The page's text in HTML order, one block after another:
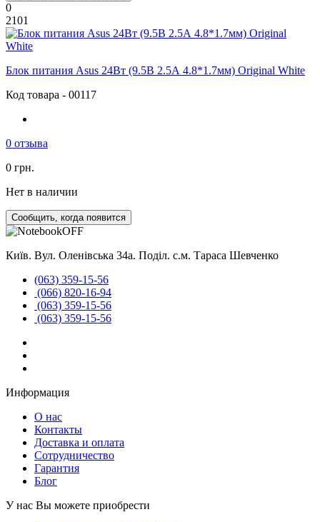
0
2101
Блок питания Asus 24Вт (9.5В 2.5А 4.8*1.7мм) Original White
Код товара - 00117
0 отзыва
0 грн.
Нет в наличии
Сообщить, когда появится
Київ. Вул. Оленівська 34а. Поділ. с.м. Тараса Шевченко
(063) 359-15-56
(066) 820-16-94
(063) 359-15-56
(063) 359-15-56
Информация
О нас
Контакты
Доставка и оплата
Сотрудничество
Гарантия
Блог
У нас Вы можете приобрести